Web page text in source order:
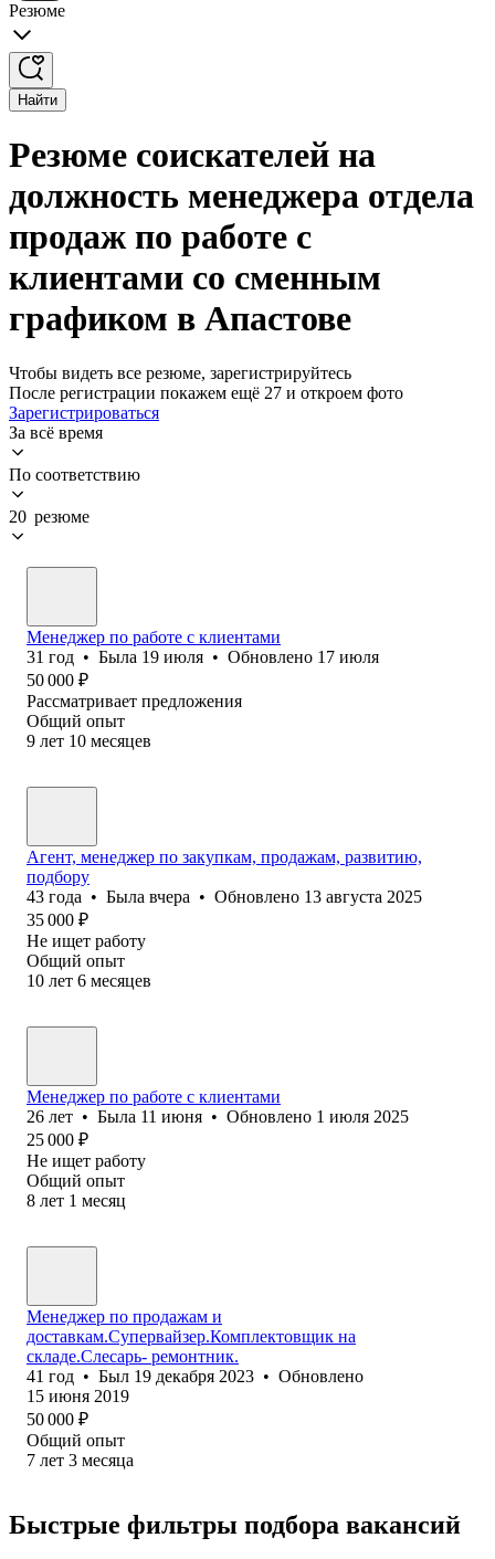
Резюме
Найти
Резюме соискателей на
должность менеджера отдела
продаж по работе с
клиентами со сменным
графиком в Апастове
Чтобы видеть все резюме, зарегистрируйтесь
После регистрации покажем ещё 27 и откроем фото
Зарегистрироваться
За всё время
По соответствию
20 резюме
Менеджер по работе с клиентами
31 год • Была 19 июля • Обновлено 17 июля
50 000 ₽
Рассматривает предложения
Общий опыт
9 лет 10 месяцев
Агент, менеджер по закупкам, продажам, развитию,
подбору
43 года • Была вчера • Обновлено 13 августа 2025
35 000 ₽
Не ищет работу
Общий опыт
10 лет 6 месяцев
Менеджер по работе с клиентами
26 лет • Была 11 июня • Обновлено 1 июля 2025
25 000 ₽
Не ищет работу
Общий опыт
8 лет 1 месяц
Менеджер по продажам и
доставкам.Супервайзер.Комплектовщик на
складе.Слесарь- ремонтник.
41 год • Был 19 декабря 2023 • Обновлено
15 июня 2019
50 000 ₽
Общий опыт
7 лет 3 месяца
Быстрые фильтры подбора вакансий